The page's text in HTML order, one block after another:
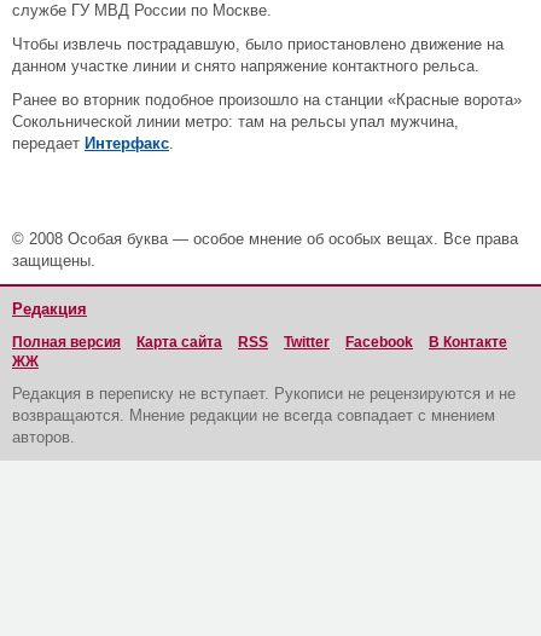
службе ГУ МВД России по Москве.
Чтобы извлечь пострадавшую, было приостановлено движение на
данном участке линии и снято напряжение контактного рельса.
Ранее во вторник подобное произошло на станции «Красные ворота»
Сокольнической линии метро: там на рельсы упал мужчина,
передает Интерфакс.
© 2008 Особая буква — особое мнение об особых вещах. Все права
защищены.
Редакция
Полная версия Карта сайта RSS Twitter Facebook
В Контакте
ЖЖ
Редакция в переписку не вступает. Рукописи не рецензируются и не
возвращаются. Мнение редакции не всегда совпадает с мнением
авторов.